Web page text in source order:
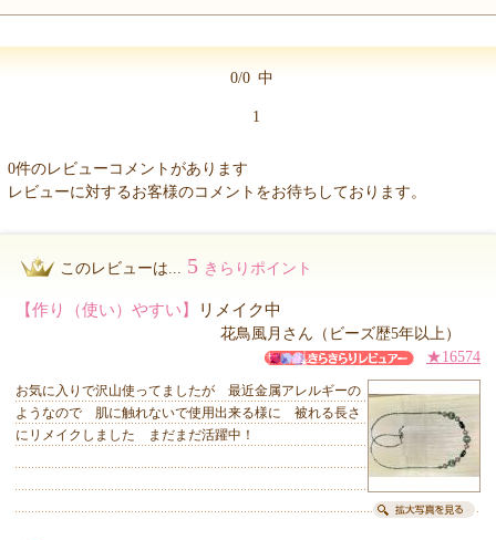
0/0 中
1
0件のレビューコメントがあります
レビューに対するお客様のコメントをお待ちしております。
このレビューは... 5 きらりポイント
【作り（使い）やすい】 リメイク中
花鳥風月さん（ビーズ歴5年以上）
★16574
お気に入りで沢山使ってましたが 最近金属アレルギーの
ようなので 肌に触れないで使用出来る様に 被れる長さ
にリメイクしました まだまだ活躍中！